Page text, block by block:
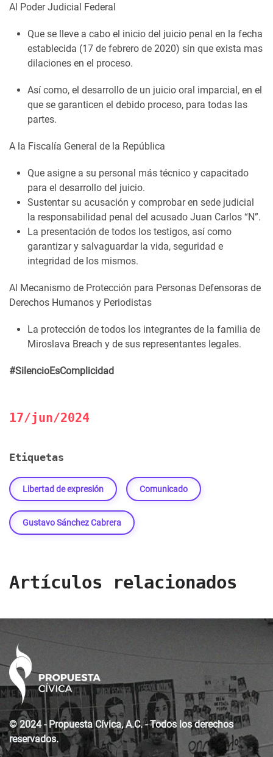
Al Poder Judicial Federal
Que se lleve a cabo el inicio del juicio penal en la fecha
establecida (17 de febrero de 2020) sin que exista mas
dilaciones en el proceso.
Así como, el desarrollo de un juicio oral imparcial, en el
que se garanticen el debido proceso, para todas las
partes.
A la Fiscalía General de la República
Que asigne a su personal más técnico y capacitado
para el desarrollo del juicio.
Sustentar su acusación y comprobar en sede judicial
la responsabilidad penal del acusado Juan Carlos “N”.
La presentación de todos los testigos, así como
garantizar y salvaguardar la vida, seguridad e
integridad de los mismos.
Al Mecanismo de Protección para Personas Defensoras de
Derechos Humanos y Periodistas
La protección de todos los integrantes de la familia de
Miroslava Breach y de sus representantes legales.
#SilencioEsComplicidad
17/jun/2024
Etiquetas
Libertad de expresión Comunicado
Gustavo Sánchez Cabrera
Artículos relacionados
© 2024 - Propuesta Cívica, A.C. - Todos los derechos
reservados.